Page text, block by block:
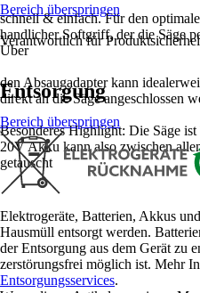
schnell & einfach. Für den
handlicher Softgriff, der die Säge
Über
den Absaugadapter kann
direkt an die Säge angeschlossen
Besonderes Highlight: Die Säge
20V Akku kann also zwischen
getauscht
Bereich überspringen
Verantwortlich für
Entsorgung
Bereich überspringen
Elektrogeräte, Batterien, Akkus
Hausmüll entsorgt werden.
der Entsorgung aus dem Gerät zu
zerstörungsfrei möglich ist. Mehr
Entsorgungsservices.